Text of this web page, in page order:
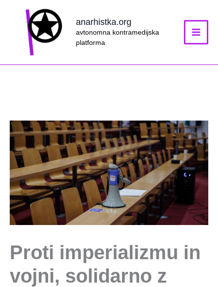
anarhistka.org
avtonomna kontramedijska
platforma
Proti imperializmu in
vojni, solidarno z